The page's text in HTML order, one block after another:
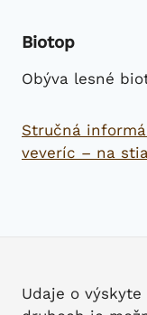
Biotop
Obýva lesné
Stručná
veveríc – na
Udaje o